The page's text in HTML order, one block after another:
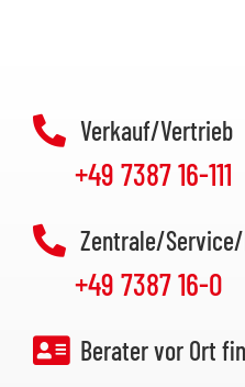
Verkauf/Vertrieb
+49 7387 16-111
Zentrale/
+49 7387 16-0
Berater vor Ort